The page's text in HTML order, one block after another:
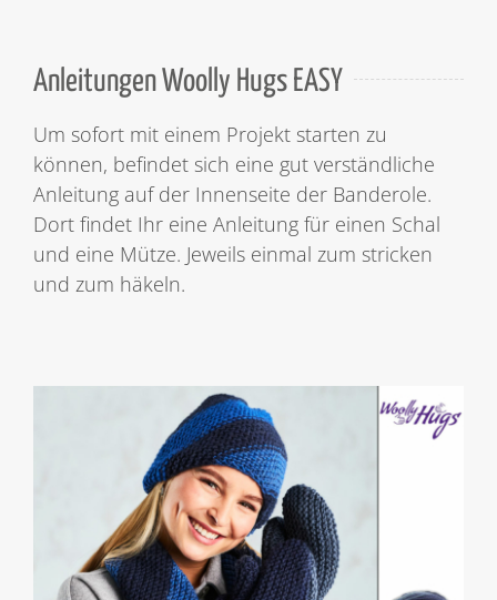
Anleitungen Woolly Hugs EASY
Um sofort mit einem Projekt starten zu
können, befindet sich eine gut verständliche
Anleitung auf der Innenseite der Banderole.
Dort findet Ihr eine Anleitung für einen Schal
und eine Mütze. Jeweils einmal zum stricken
und zum häkeln.